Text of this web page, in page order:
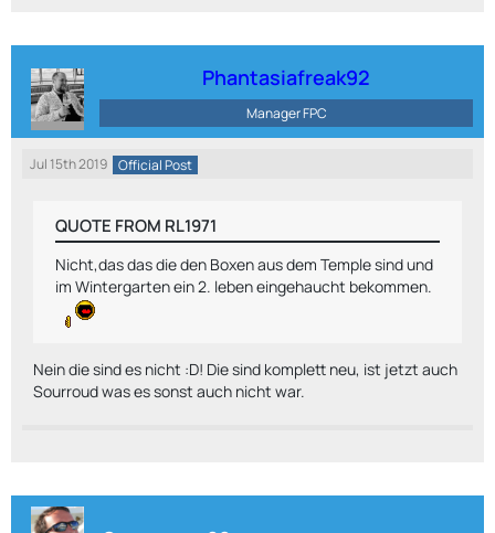
Phantasiafreak92
Manager FPC
Jul 15th 2019 Official Post
QUOTE FROM RL1971
Nicht,das das die den Boxen aus dem Temple sind und
im Wintergarten ein 2. leben eingehaucht bekommen.
Nein die sind es nicht :D! Die sind komplett neu, ist jetzt auch
Sourroud was es sonst auch nicht war.